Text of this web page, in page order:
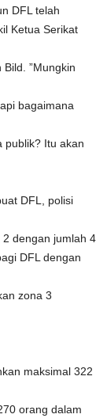
DFL telah
Ketua Serikat
”Mungkin
bagaimana
publik? Itu akan
DFL, polisi
dengan jumlah 4
DFL dengan
zona 3
maksimal 322
orang dalam